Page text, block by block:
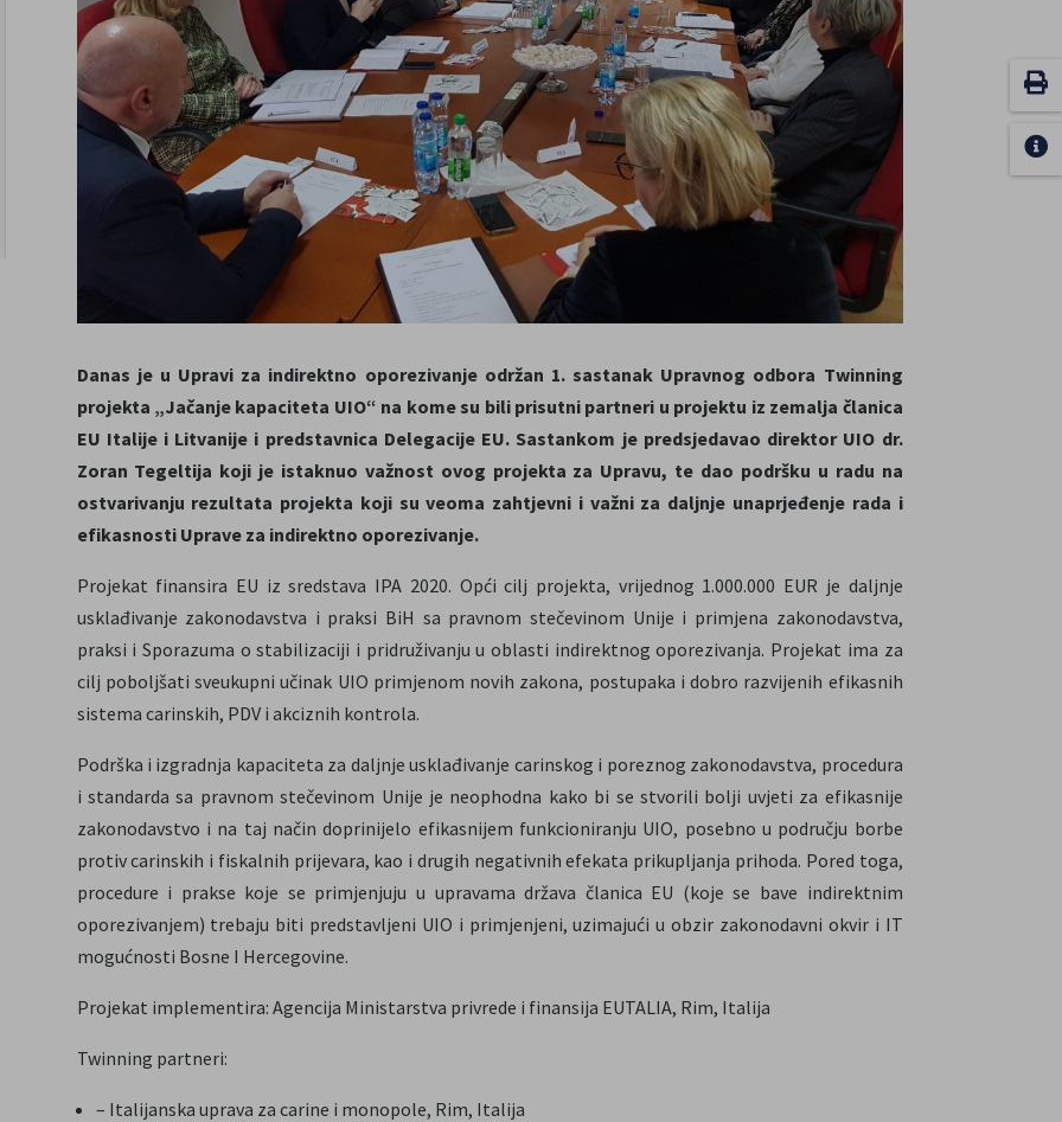
Danas je u Upravi za indirektno oporezivanje održan 1. sastanak Upravnog odbora Twinning
projekta „Jačanje kapaciteta UIO“ na kome su bili prisutni partneri u projektu iz zemalja članica
EU Italije i Litvanije i predstavnica Delegacije EU. Sastankom je predsjedavao direktor UIO dr.
Zoran Tegeltija koji je istaknuo važnost ovog projekta za Upravu, te dao podršku u radu na
ostvarivanju rezultata projekta koji su veoma zahtjevni i važni za daljnje unaprjeđenje rada i
efikasnosti Uprave za indirektno oporezivanje.
Projekat finansira EU iz sredstava IPA 2020. Opći cilj projekta, vrijednog 1.000.000 EUR je daljnje
usklađivanje zakonodavstva i praksi BiH sa pravnom stečevinom Unije i primjena zakonodavstva,
praksi i Sporazuma o stabilizaciji i pridruživanju u oblasti indirektnog oporezivanja. Projekat ima za
cilj poboljšati sveukupni učinak UIO primjenom novih zakona, postupaka i dobro razvijenih efikasnih
sistema carinskih, PDV i akciznih kontrola.
Podrška i izgradnja kapaciteta za daljnje usklađivanje carinskog i poreznog zakonodavstva, procedura
i standarda sa pravnom stečevinom Unije je neophodna kako bi se stvorili bolji uvjeti za efikasnije
zakonodavstvo i na taj način doprinijelo efikasnijem funkcioniranju UIO, posebno u području borbe
protiv carinskih i fiskalnih prijevara, kao i drugih negativnih efekata prikupljanja prihoda. Pored toga,
procedure i prakse koje se primjenjuju u upravama država članica EU (koje se bave indirektnim
oporezivanjem) trebaju biti predstavljeni UIO i primjenjeni, uzimajući u obzir zakonodavni okvir i IT
mogućnosti Bosne I Hercegovine.
Projekat implementira: Agencija Ministarstva privrede i finansija EUTALIA, Rim, Italija
Twinning partneri:
– Italijanska uprava za carine i monopole, Rim, Italija